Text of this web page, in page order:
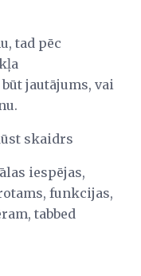
tad pēc
jautājums, vai
skaidrs
iespējas,
funkcijas,
tabbed